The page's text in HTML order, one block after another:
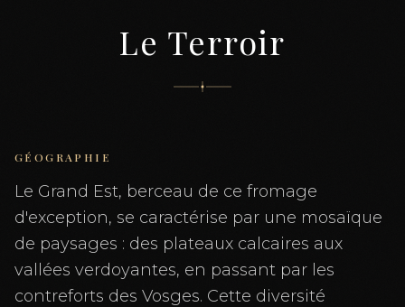
Le Terroir
GÉOGRAPHIE
Le Grand Est, berceau de ce fromage
d'exception, se caractérise par une mosaïque
de paysages : des plateaux calcaires aux
vallées verdoyantes, en passant par les
contreforts des Vosges. Cette diversité